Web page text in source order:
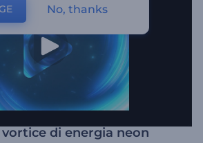
di energia neon
No, thanks